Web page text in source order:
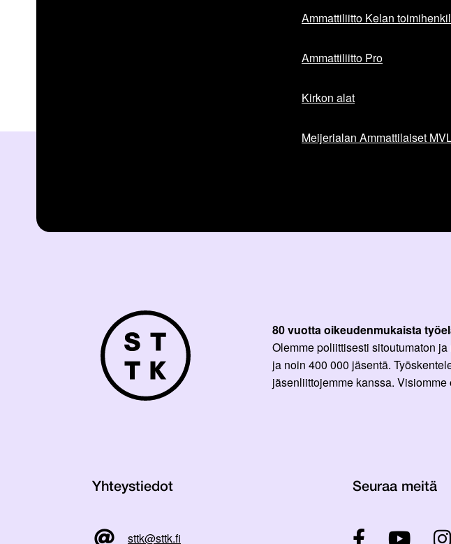
Ammattiliitto Kelan
Ammattiliitto Pro
Kirkon alat
Meijerialan Ammattilaiset
80 vuotta oikeudenmukaista
Olemme poliittisesti sitoutumaton
ja noin 400 000 jäsentä.
jäsenliittojemme kanssa.
Yhteystiedot
sttk@sttk.fi
Seuraa meitä